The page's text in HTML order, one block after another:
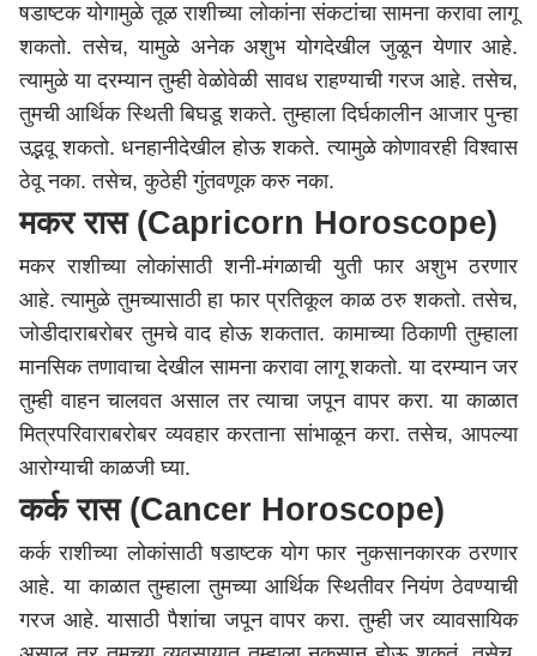
षडाष्टक योगामुळे तूळ राशीच्या लोकांना संकटांचा सामना करावा लागू
शकतो. तसेच, यामुळे अनेक अशुभ योगदेखील जुळून येणार आहे.
त्यामुळे या दरम्यान तुम्ही वेळोवेळी सावध राहण्याची गरज आहे. तसेच,
तुमची आर्थिक स्थिती बिघडू शकते. तुम्हाला दिर्घकालीन आजार पुन्हा
उद्भवू शकतो. धनहानीदेखील होऊ शकते. त्यामुळे कोणावरही विश्वास
ठेवू नका. तसेच, कुठेही गुंतवणूक करु नका.
मकर रास (Capricorn Horoscope)
मकर राशीच्या लोकांसाठी शनी-मंगळाची युती फार अशुभ ठरणार
आहे. त्यामुळे तुमच्यासाठी हा फार प्रतिकूल काळ ठरु शकतो. तसेच,
जोडीदाराबरोबर तुमचे वाद होऊ शकतात. कामाच्या ठिकाणी तुम्हाला
मानसिक तणावाचा देखील सामना करावा लागू शकतो. या दरम्यान जर
तुम्ही वाहन चालवत असाल तर त्याचा जपून वापर करा. या काळात
मित्रपरिवाराबरोबर व्यवहार करताना सांभाळून करा. तसेच, आपल्या
आरोग्याची काळजी घ्या.
कर्क रास (Cancer Horoscope)
कर्क राशीच्या लोकांसाठी षडाष्टक योग फार नुकसानकारक ठरणार
आहे. या काळात तुम्हाला तुमच्या आर्थिक स्थितीवर नियंण ठेवण्याची
गरज आहे. यासाठी पैशांचा जपून वापर करा. तुम्ही जर व्यावसायिक